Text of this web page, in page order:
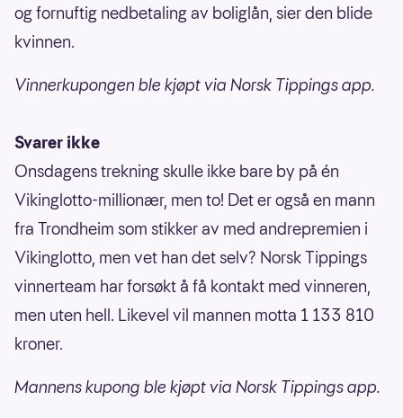
og fornuftig nedbetaling av boliglån, sier den blide
kvinnen.
Vinnerkupongen ble kjøpt via Norsk Tippings app.
Svarer ikke
Onsdagens trekning skulle ikke bare by på én
Vikinglotto-millionær, men to! Det er også en mann
fra Trondheim som stikker av med andrepremien i
Vikinglotto, men vet han det selv? Norsk Tippings
vinnerteam har forsøkt å få kontakt med vinneren,
men uten hell. Likevel vil mannen motta 1 133 810
kroner.
Mannens kupong ble kjøpt via Norsk Tippings app.